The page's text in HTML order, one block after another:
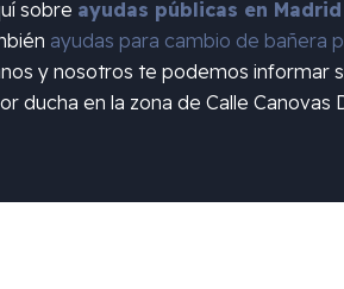
sobre ayudas públicas en
ayudas para cambio de bañera
y nosotros te podemos informar
ducha en la zona deCalle Canovas